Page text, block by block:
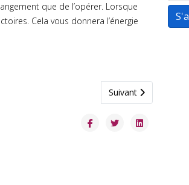
que de l’opérer. Lorsque
Cela vous donnera l’énergie
Article suivant : Le
Suivant